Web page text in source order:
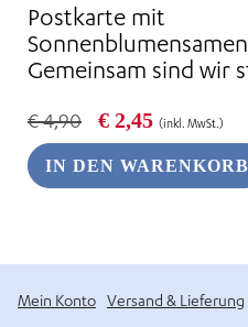
Postkarte mit
Gemeinsam sind wir
€4,90
Ursprünglicher
Preis
war:
€ 4,90
€ 2,45Aktueller
Preis
ist:
€ 2,45.
(inkl. MwSt.)
IN DEN WARENKORB
Mein Konto Versand & Lieferung